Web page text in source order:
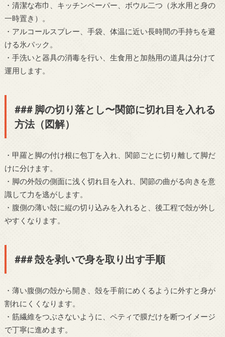
・清潔な布巾、キッチンペーパー、ボウル二つ（氷水用と身の
一時置き）。
・アルコールスプレー、手袋、体温に近い長時間の手持ちを避
ける氷パック。
・手洗いと器具の消毒を行い、生食用と加熱用の道具は分けて
運用します。
### 脚の切り落とし〜関節に切れ目を入れる
方法（図解）
・甲羅と脚の付け根に包丁を入れ、関節ごとに切り離して脚だ
けに分けます。
・脚の外殻の側面に浅く切れ目を入れ、関節の曲がる向きを意
識して力を逃がします。
・腹側の薄い殻に縦の切り込みを入れると、後工程で殻が外し
やすくなります。
### 殻を剥いで身を取り出す手順
・薄い腹側の殻から開き、殻を手前にめくるように外すと身が
割れにくくなります。
・筋繊維をつぶさないように、ペティで膜だけを断つイメージ
で丁寧に進めます。